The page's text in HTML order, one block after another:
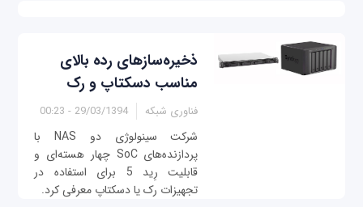
ذخیره‌سازهای رده بالای
مناسب دسکتاپ و رک
فناوری شبکه 29/03/1394 - 00:23
شرکت سینولوژی دو NAS با
پردازنده‌های SoC چهار هسته‌ای و
قابلیت رِید 5 برای استفاده در
تجهیزات رک یا دسکتاپ معرفی کرد.